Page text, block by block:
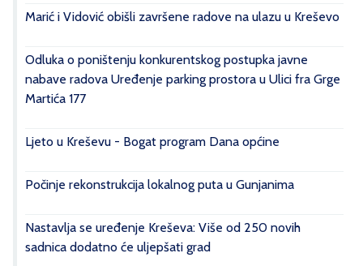
Marić i Vidović obišli završene radove na ulazu u Kreševo
Odluka o poništenju konkurentskog postupka javne
nabave radova Uređenje parking prostora u Ulici fra Grge
Martića 177
Ljeto u Kreševu - Bogat program Dana općine
Počinje rekonstrukcija lokalnog puta u Gunjanima
Nastavlja se uređenje Kreševa: Više od 250 novih
sadnica dodatno će uljepšati grad